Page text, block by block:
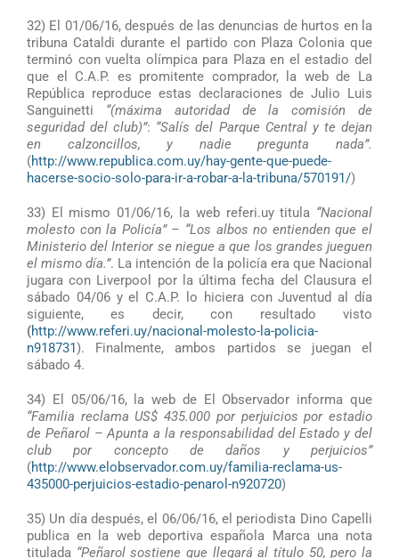
32) El 01/06/16, después de las denuncias de hurtos en la
tribuna Cataldi durante el partido con Plaza Colonia que
terminó con vuelta olímpica para Plaza en el estadio del
que el C.A.P. es promitente comprador, la web de La
República reproduce estas declaraciones de Julio Luis
Sanguinetti “(máxima autoridad de la comisión de
seguridad del club)”: “Salís del Parque Central y te dejan
en calzoncillos, y nadie pregunta nada”.
(http://www.republica.com.uy/hay-gente-que-puede-
hacerse-socio-solo-para-ir-a-robar-a-la-tribuna/570191/)
33) El mismo 01/06/16, la web referi.uy titula “Nacional
molesto con la Policía” – “Los albos no entienden que el
Ministerio del Interior se niegue a que los grandes jueguen
el mismo día.”. La intención de la policía era que Nacional
jugara con Liverpool por la última fecha del Clausura el
sábado 04/06 y el C.A.P. lo hiciera con Juventud al día
siguiente, es decir, con resultado visto
(http://www.referi.uy/nacional-molesto-la-policia-
n918731). Finalmente, ambos partidos se juegan el
sábado 4.
34) El 05/06/16, la web de El Observador informa que
“Familia reclama US$ 435.000 por perjuicios por estadio
de Peñarol – Apunta a la responsabilidad del Estado y del
club por concepto de daños y perjuicios”
(http://www.elobservador.com.uy/familia-reclama-us-
435000-perjuicios-estadio-penarol-n920720)
35) Un día después, el 06/06/16, el periodista Dino Capelli
publica en la web deportiva española Marca una nota
titulada “Peñarol sostiene que llegará al título 50, pero la